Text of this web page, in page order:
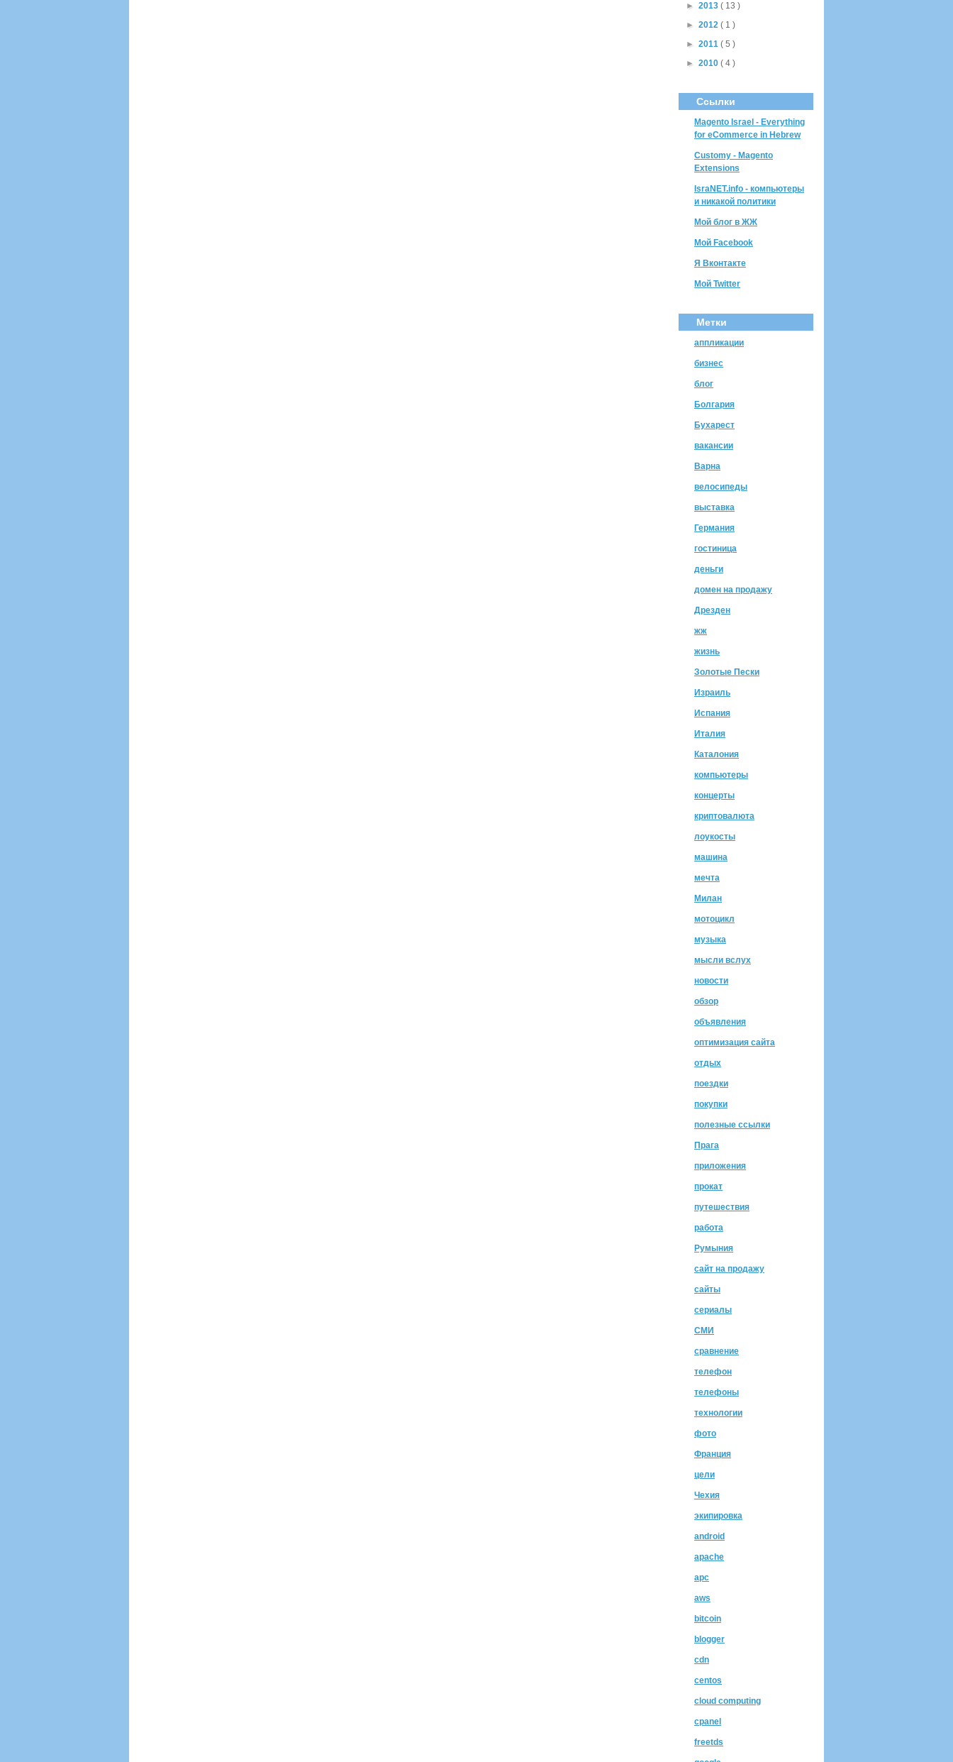
► 2013 ( 13 )
► 2012 ( 1 )
► 2011 ( 5 )
► 2010 ( 4 )
Ссылки
Magento Israel - Everything
for eCommerce in Hebrew
Customy - Magento
Extensions
IsraNET.info - компьютеры
и никакой политики
Мой блог в ЖЖ
Мой Facebook
Я Вконтакте
Мой Twitter
Метки
аппликации
бизнес
блог
Болгария
Бухарест
вакансии
Варна
велосипеды
выставка
Германия
гостиница
деньги
домен на продажу
Дрезден
жж
жизнь
Золотые Пески
Израиль
Испания
Италия
Каталония
компьютеры
концерты
криптовалюта
лоукосты
машина
мечта
Милан
мотоцикл
музыка
мысли вслух
новости
обзор
объявления
оптимизация сайта
отдых
поездки
покупки
полезные ссылки
Прага
приложения
прокат
путешествия
работа
Румыния
сайт на продажу
сайты
сериалы
СМИ
сравнение
телефон
телефоны
технологии
фото
Франция
цели
Чехия
экипировка
android
apache
apc
aws
bitcoin
blogger
cdn
centos
cloud computing
cpanel
freetds